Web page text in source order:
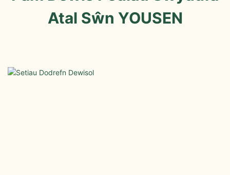
Atal Sŵn YOUSEN